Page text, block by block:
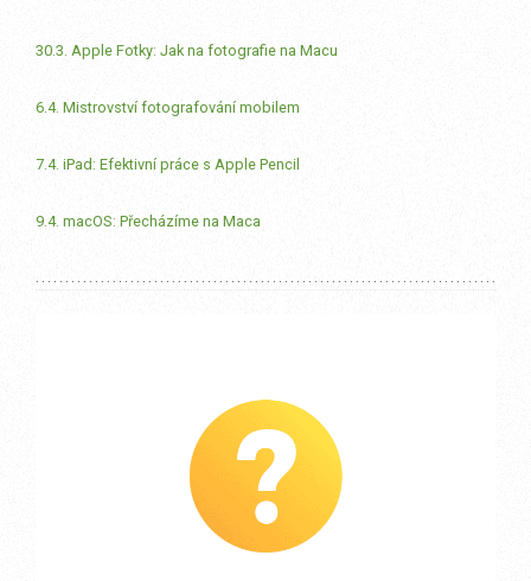
30.3. Apple Fotky: Jak na fotografie na Macu
6.4. Mistrovství fotografování mobilem
7.4. iPad: Efektivní práce s Apple Pencil
9.4. macOS: Přecházíme na Maca